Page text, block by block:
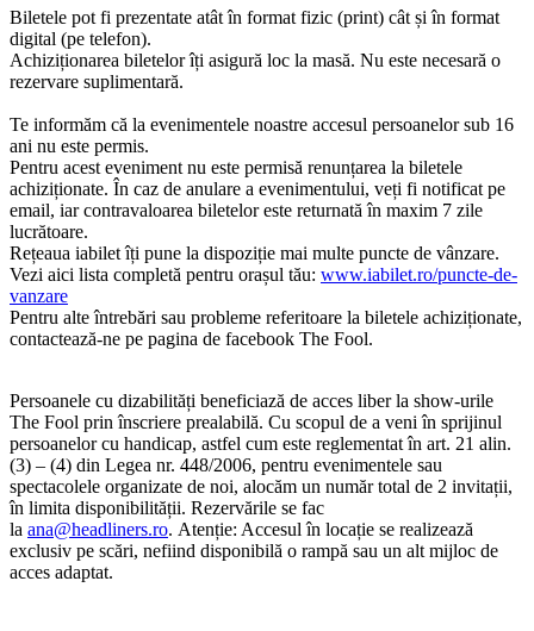
Biletele pot fi prezentate atât în format fizic (print) cât și în format
digital (pe telefon).
Achiziționarea biletelor îți asigură loc la masă. Nu este necesară o
rezervare suplimentară.
Te informăm că la evenimentele noastre accesul persoanelor sub 16
ani nu este permis.
Pentru acest eveniment nu este permisă renunțarea la biletele
achiziționate. În caz de anulare a evenimentului, veți fi notificat pe
email, iar contravaloarea biletelor este returnată în maxim 7 zile
lucrătoare.
Rețeaua iabilet îți pune la dispoziție mai multe puncte de vânzare.
Vezi aici lista completă pentru orașul tău: www.iabilet.ro/puncte-de-
vanzare
Pentru alte întrebări sau probleme referitoare la biletele achiziționate,
contactează-ne pe pagina de facebook The Fool.
Persoanele cu dizabilități beneficiază de acces liber la show-urile
The Fool prin înscriere prealabilă. Cu scopul de a veni în sprijinul
persoanelor cu handicap, astfel cum este reglementat în art. 21 alin.
(3) – (4) din Legea nr. 448/2006, pentru evenimentele sau
spectacolele organizate de noi, alocăm un număr total de 2 invitații,
în limita disponibilității. Rezervările se fac
la ana@headliners.ro. Atenție: Accesul în locație se realizează
exclusiv pe scări, nefiind disponibilă o rampă sau un alt mijloc de
acces adaptat.